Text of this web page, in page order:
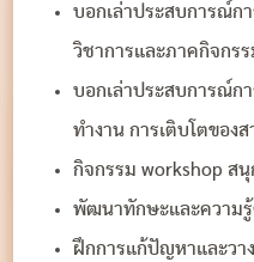
บอกเล่าประสบการณ์ก
วิชาการและภาคกิจกรร
บอกเล่าประสบการณ์ก
ทำงาน การเติบโตของ
กิจกรรม workshop ส
พัฒนาทักษะและความรู้
ฝึกการแก้ปัญหาและวา